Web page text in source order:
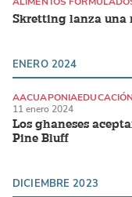
Skretting lanza una
ENERO 2024
Los ghaneses
Pine Bluff
AACUAPONIA
11 enero 2024
DICIEMBRE 2023